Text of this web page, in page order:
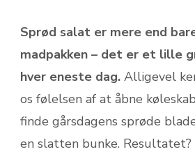
Sprød salat er mere end
madpakken – det er et lille
hver eneste dag. Alligevel
os følelsen af at åbne
finde gårsdagens sprøde
en slatten bunke.